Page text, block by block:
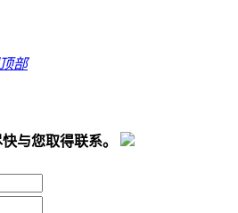
与您取得联系。